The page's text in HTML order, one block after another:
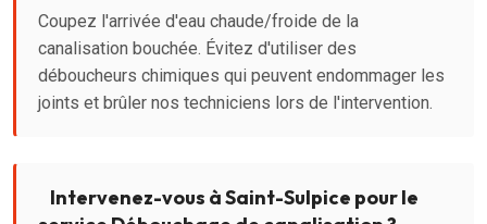
Coupez l'arrivée d'eau chaude/froide de la
canalisation bouchée. Évitez d'utiliser des
déboucheurs chimiques qui peuvent endommager les
joints et brûler nos techniciens lors de l'intervention.
Intervenez-vous à Saint-Sulpice pour le